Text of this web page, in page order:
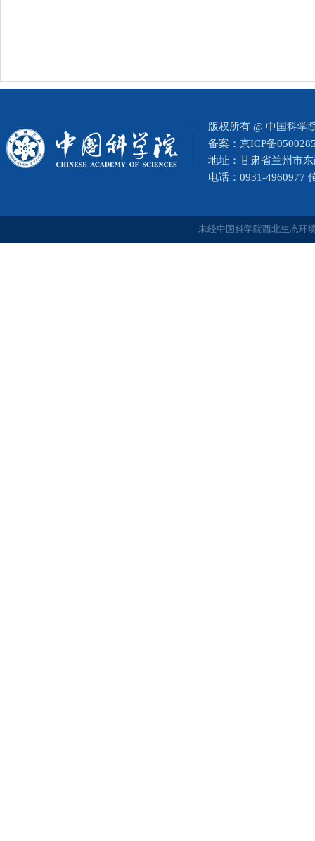
版权所有 @ 中国科学
备案： 京ICP备
地址：甘肃省兰州市
电话：0931-4960977
未经中国科学院西北生态环